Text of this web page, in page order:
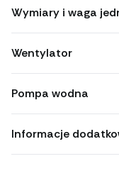
Wymiary i waga
Wentylator
Pompa wodna
Informacje